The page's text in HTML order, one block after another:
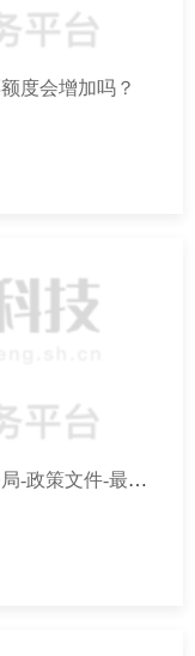
度会增加吗？
国家税务总局新疆维吾尔自治区税务局-政策文件-最新文件-财政部 税务总局关于增值税征税具体范围有关事项的公告